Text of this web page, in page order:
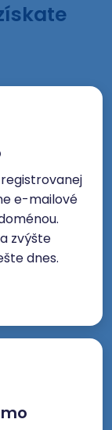
e-mailové
zvýšte
dnes.